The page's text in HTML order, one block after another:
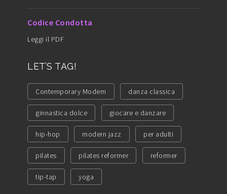
Codice Condotta
Leggi il PDF
LET’S TAG!
Contemporary Modern danza classica
ginnastica dolce giocare e danzare
hip-hop modern jazz per adulti
pilates pilates reformer reformer
tip-tap yoga